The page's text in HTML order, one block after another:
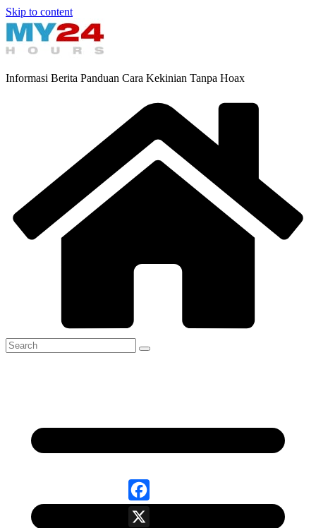
Skip to content
Informasi Berita Panduan Cara Kekinian Tanpa Hoax
Facebook